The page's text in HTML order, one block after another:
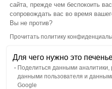
Следуйте за нами
Язык RU
сайта, прежде чем беспокоить
сопровождать вас во время
Вы не против?
Прочитать политику
Для чего нужно это
Поделиться данными
данными пользователя и
Google